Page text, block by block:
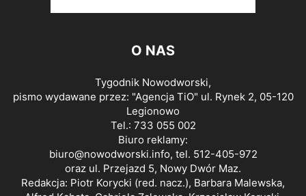
O NAS
Tygodnik Nowodworski,
pismo wydawane przez: "Agencja TiO" ul. Rynek 2, 05-120
Legionowo
Tel.: 733 055 002
Biuro reklamy:
biuro@nowodworski.info, tel. 512-405-972
oraz ul. Przejazd 5, Nowy Dwór Maz.
Redakcja: Piotr Korycki (red. nacz.), Barbara Malewska,